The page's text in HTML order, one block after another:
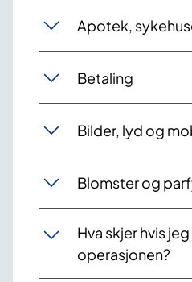
Apotek,
Betaling
Bilder, lyd og
Blomster og
Hva skjer hvis
operasjonen?